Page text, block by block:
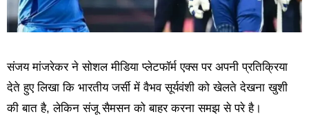
संजय मांजरेकर ने सोशल मीडिया प्लेटफॉर्म एक्स पर अपनी प्रतिक्रिया
देते हुए लिखा कि भारतीय जर्सी में वैभव सूर्यवंशी को खेलते देखना खुशी
की बात है, लेकिन संजू सैमसन को बाहर करना समझ से परे है।